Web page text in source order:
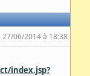
27/06/2014 à 18:38
index.jsp?